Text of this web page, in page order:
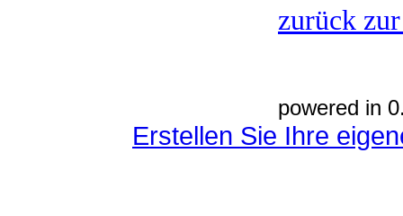
zurück
powered in
Erstellen Sie Ihre